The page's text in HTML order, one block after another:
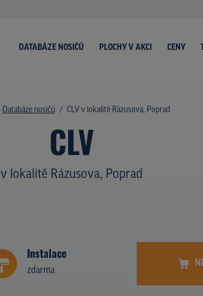
DATABÁZE NOSIČŮ PLOCHY V AKCI CENY
Databáze nosičů CLV v lokalitě Rázusova, Poprad
CLV
v lokalitě Rázusova, Poprad
Instalace
zdarma